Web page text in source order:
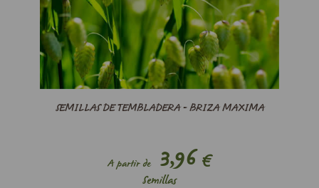
SEMILLAS DE TEMBLADERA - BRIZA MAXIMA
A partir de3,96 €
Semillas